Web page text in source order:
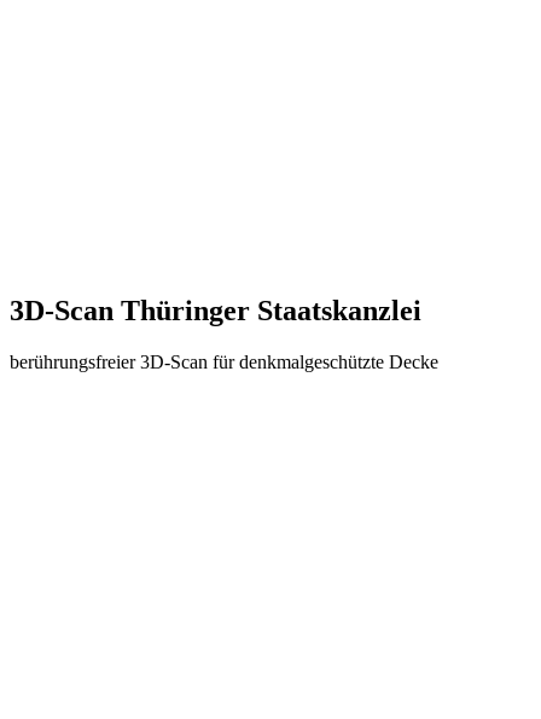
3D-Scan Thüringer Staatskanzlei
berührungsfreier 3D-Scan für denkmalgeschützte Decke